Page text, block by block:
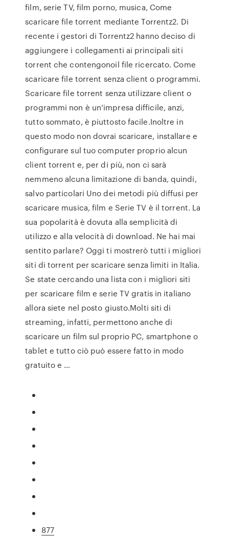
film, serie TV, film porno, musica, Come
scaricare file torrent mediante Torrentz2. Di
recente i gestori di Torrentz2 hanno deciso di
aggiungere i collegamenti ai principali siti
torrent che contengonoil file ricercato. Come
scaricare file torrent senza client o programmi.
Scaricare file torrent senza utilizzare client o
programmi non è un’impresa difficile, anzi,
tutto sommato, è piuttosto facile.Inoltre in
questo modo non dovrai scaricare, installare e
configurare sul tuo computer proprio alcun
client torrent e, per di più, non ci sarà
nemmeno alcuna limitazione di banda, quindi,
salvo particolari Uno dei metodi più diffusi per
scaricare musica, film e Serie TV è il torrent. La
sua popolarità è dovuta alla semplicità di
utilizzo e alla velocità di download. Ne hai mai
sentito parlare? Oggi ti mostrerò tutti i migliori
siti di torrent per scaricare senza limiti in Italia.
Se state cercando una lista con i migliori siti
per scaricare film e serie TV gratis in italiano
allora siete nel posto giusto.Molti siti di
streaming, infatti, permettono anche di
scaricare un film sul proprio PC, smartphone o
tablet e tutto ciò può essere fatto in modo
gratuito e …
877